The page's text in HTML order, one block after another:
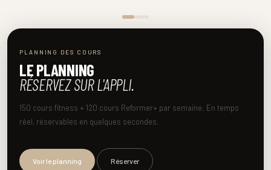
PLANNING DES COURS
LE PLANNING
RÉSERVEZ SUR L'APPLI.
150 cours fitness + 120 cours Reformer+ par semaine. En temps
réel, réservables en quelques secondes.
Voir le planning Réserver